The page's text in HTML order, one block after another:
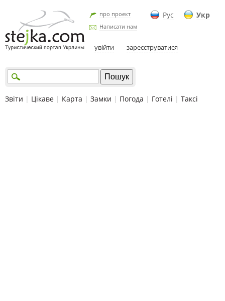
Рус Укр
про проект
Написати нам
увійти зареєструватися
Звіти | Цікаве | Карта | Замки | Погода | Готелі | Таксі